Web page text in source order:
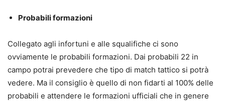
Probabili formazioni
Collegato agli infortuni e alle squalifiche ci sono
ovviamente le probabili formazioni. Dai probabili 22 in
campo potrai prevedere che tipo di match tattico si potrà
vedere. Ma il consiglio è quello di non fidarti al 100% delle
probabili e attendere le formazioni ufficiali che in genere